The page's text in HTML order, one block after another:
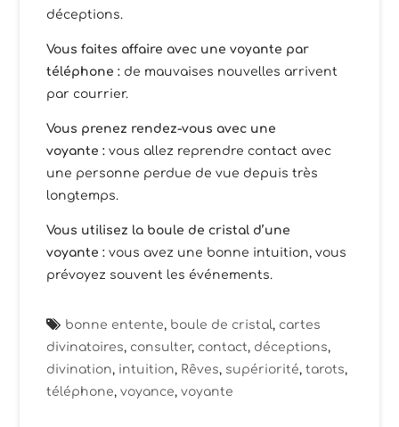
déceptions.
Vous faites affaire avec une voyante par
téléphone : de mauvaises nouvelles arrivent
par courrier.
Vous prenez rendez-vous avec une
voyante :vous allez reprendre contact avec
une personne perdue de vue depuis très
longtemps.
Vous utilisez la boule de cristal d’une
voyante :vous avez une bonne intuition, vous
prévoyez souvent les événements.
bonne entente, boule de cristal, cartes
divinatoires, consulter, contact, déceptions,
divination, intuition, Rêves, supériorité,tarots,
téléphone,voyance,voyante